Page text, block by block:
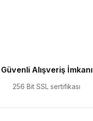
Güvenli Alışveriş İmkanı
256 Bit SSL sertifikası